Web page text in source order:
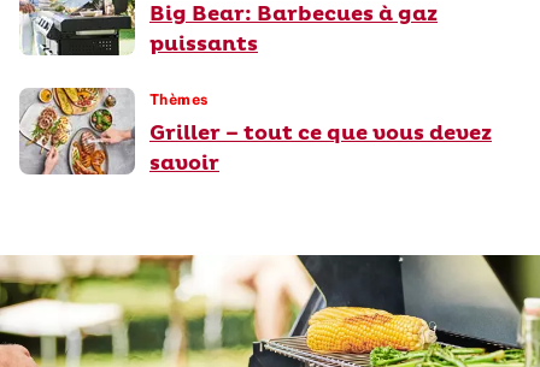
Big Bear: Barbecues à gaz
puissants
Thèmes
Griller – tout ce que vous devez
savoir